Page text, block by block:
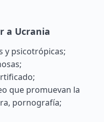
a Ucrania
y psicotrópicas;
que promuevan la
pornografía;